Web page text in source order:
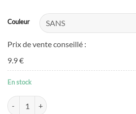
Couleur
Prix de vente conseillé :
9.9 €
En stock
quantité de Livre d'or des soirées